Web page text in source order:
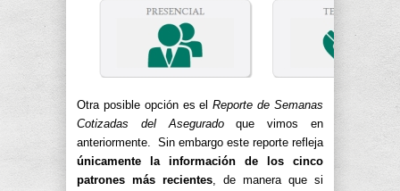
Otra posible opción es elReporte de Semanas
Cotizadas del Aseguradoque vimos en
anteriormente. Sin embargo este reporte refleja
únicamente la información de los cinco
patrones más recientes, de manera que si